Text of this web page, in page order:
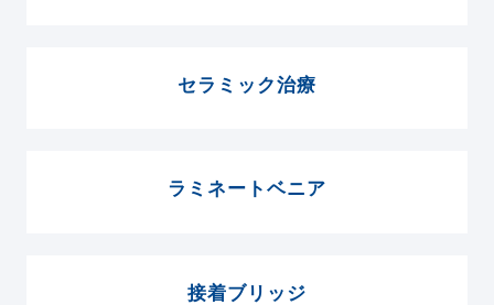
セラミック治療
ラミネートベニア
接着ブリッジ